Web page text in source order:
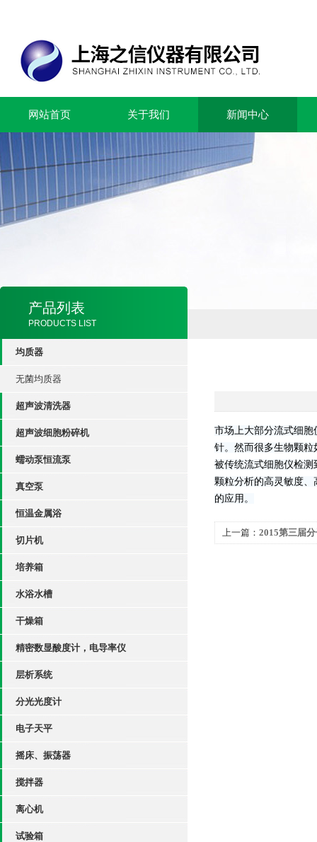
网站首页 关于我们 新闻中心
产品列表
PRODUCTS LIST
均质器
无菌均质器
超声波清洗器
超声波细胞粉碎机
蠕动泵恒流泵
真空泵
恒温金属浴
切片机
培养箱
水浴水槽
干燥箱
精密数显酸度计，电导率仪
层析系统
分光光度计
电子天平
摇床、振荡器
搅拌器
离心机
试验箱
市场上大部分流式细胞
针。然而很多生物颗粒
被传统流式细胞仪检测
颗粒分析的高灵敏度
的应用。
上一篇： 2015第三届